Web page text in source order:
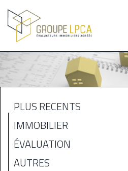
Aller
au
contenu
Main
navigation
MENU
BLOGUE
PLUS RÉCENTS
IMMOBILIER
ÉVALUATION
AUTRES